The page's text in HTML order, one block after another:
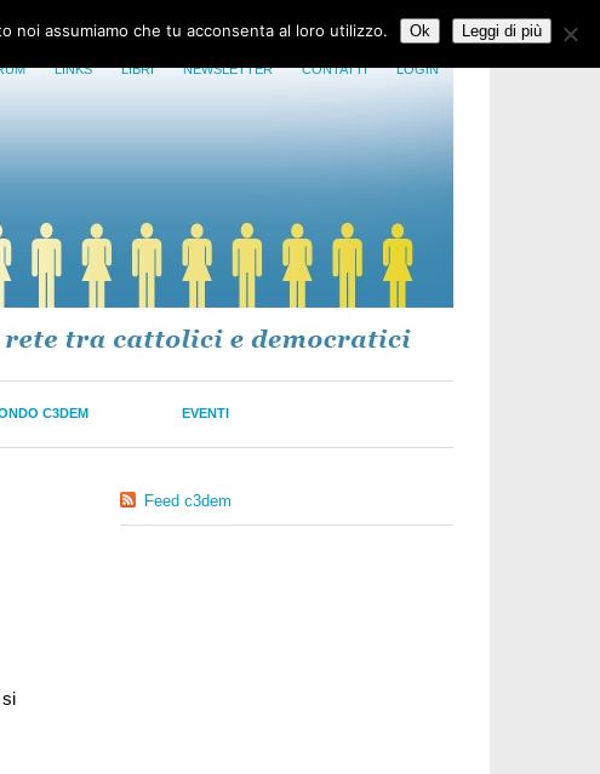
LINKS LIBRI NEWSLETTER CONTATTI LOGIN
C3DEM EVENTI
Feed c3dem
noi assumiamo che tu acconsenta al loro utilizzo. Ok Leggi di più